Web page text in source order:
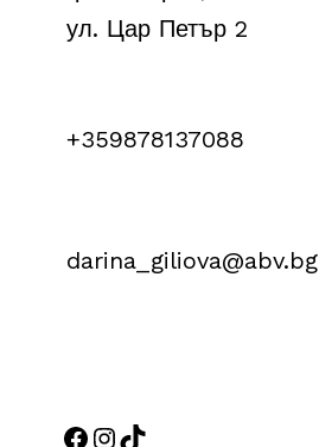
ул. Цар Петър 2
+359878137088
darina_giliova@abv.bg
Facebook InstagramTikTok